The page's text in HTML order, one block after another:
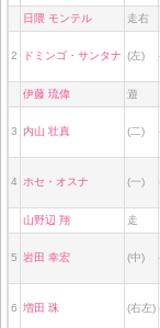
日隈 モンテル 走右
2 ドミンゴ・サンタナ (左)
伊藤 琉偉 遊
3 内山 壮真 (二)
4 ホセ・オスナ (一)
山野辺 翔 走
5 岩田 幸宏 (中)
6 増田 珠 (右左)